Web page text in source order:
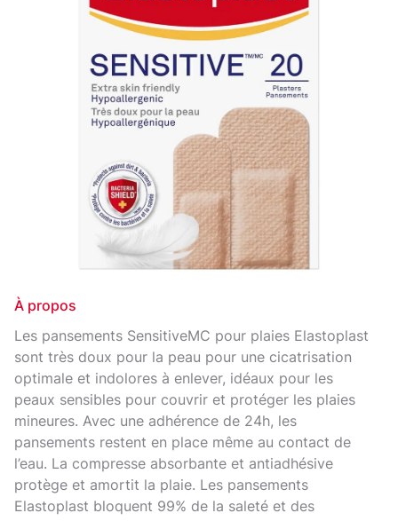
À propos
Les pansements SensitiveMC pour plaies Elastoplast
sont très doux pour la peau pour une cicatrisation
optimale et indolores à enlever, idéaux pour les
peaux sensibles pour couvrir et protéger les plaies
mineures. Avec une adhérence de 24h, les
pansements restent en place même au contact de
l’eau. La compresse absorbante et antiadhésive
protège et amortit la plaie. Les pansements
Elastoplast bloquent 99% de la saleté et des